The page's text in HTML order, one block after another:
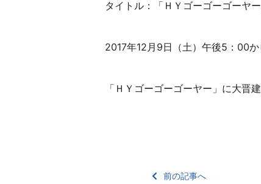
タイトル：「ＨＹゴーゴーゴーヤー
2017年12月9日（土）午後5：00
「ＨＹゴーゴーゴーヤー」に大晋
前の記事へ